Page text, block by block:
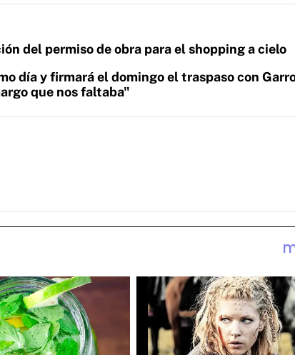
del permiso de obra para el shopping a cielo
día y firmará el domingo el traspaso con
que nos faltaba"